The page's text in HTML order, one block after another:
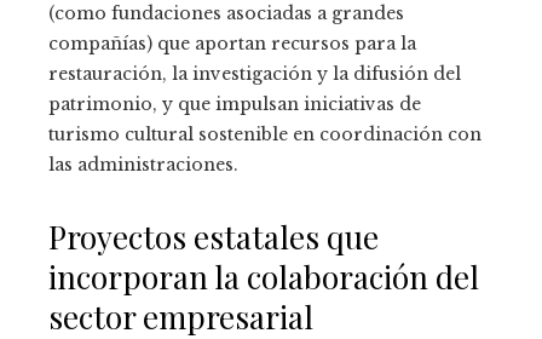
(como fundaciones asociadas a grandes
compañías) que aportan recursos para la
restauración, la investigación y la difusión del
patrimonio, y que impulsan iniciativas de
turismo cultural sostenible en coordinación con
las administraciones.
Proyectos estatales que
incorporan la colaboración del
sector empresarial